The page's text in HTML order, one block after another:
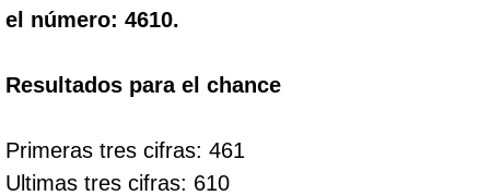
el número: 4610.
Resultados para el chance
Primeras tres cifras: 461
Ultimas tres cifras: 610